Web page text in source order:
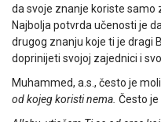
da svoje znanje koriste samo
Najbolja potvrda učenosti je
drugog znanju koje ti je dragi
doprinijeti svojoj zajednici i
Muhammed, a.s., često je
od kojeg koristi nema. Često je